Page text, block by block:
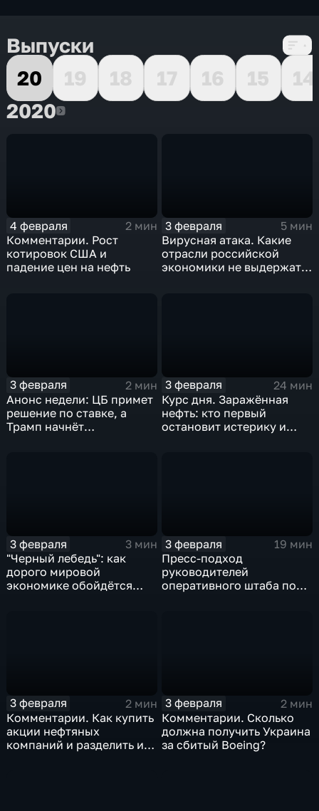
Выпуски
20
19 18 17 16 15
14
20202020
4 февраля
2 мин
Комментарии. Рост
котировок США и
падение цен на нефть
3 февраля
5 мин
Вирусная атака. Какие
отрасли российской
экономики не выдержат
3 февраля
2 мин
Анонс недели: ЦБ примет
решение по ставке, а
Трамп начнёт
3 февраля
24 мин
Курс дня. Заражённая
нефть: кто первый
остановит истерику и
3 февраля
3 мин
"Черный лебедь": как
дорого мировой
экономике обойдётся
3 февраля
19 мин
Пресс-подход
руководителей
оперативного штаба по
3 февраля
2 мин
Комментарии. Как купить
акции нефтяных
компаний и разделить их
3 февраля
2 мин
Комментарии. Сколько
должна получить Украина
за сбитый Boeing?